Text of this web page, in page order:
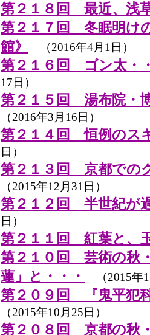
第２１８回 最近、浅
第２１７回 冬眠明け
館》
（2016年4月1日）
第２１６回 ゴン太・
17日）
第２１５回 湯布院・
（2016年3月16日）
第２１４回 恒例のス
日）
第２１３回 京都での
（2015年12月31日）
第２１２回 半世紀が
日）
第２１１回 紅葉と、
第２１０回 芸術の秋
蓮」と・・・
（2015年
第２０９回 『鬼平犯
（2015年10月25日）
第２０８回 京都の秋